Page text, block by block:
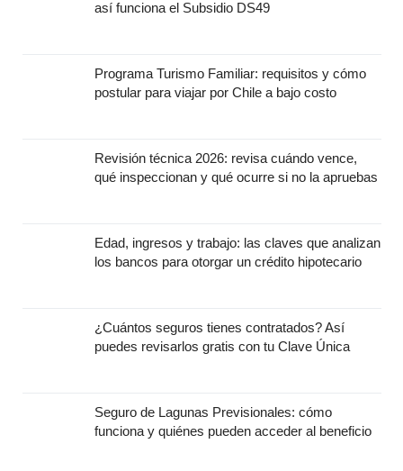
así funciona el Subsidio DS49
Programa Turismo Familiar: requisitos y cómo
postular para viajar por Chile a bajo costo
Revisión técnica 2026: revisa cuándo vence,
qué inspeccionan y qué ocurre si no la apruebas
Edad, ingresos y trabajo: las claves que analizan
los bancos para otorgar un crédito hipotecario
¿Cuántos seguros tienes contratados? Así
puedes revisarlos gratis con tu Clave Única
Seguro de Lagunas Previsionales: cómo
funciona y quiénes pueden acceder al beneficio